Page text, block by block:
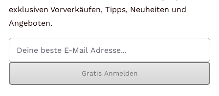
Kontakt
Mein Konto
Warenkorb
exklusiven Vorverkäufen, Tipps, Neuheiten und
Angeboten.
Gratis Anmelden